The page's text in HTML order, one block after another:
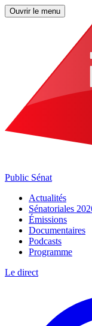
Ouvrir le menu
Public Sénat
Actualités
Sénatoriales
Émissions
Documentaires
Podcasts
Programme
Le direct